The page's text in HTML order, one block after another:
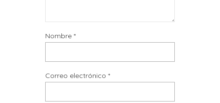
Nombre *
Correo electrónico *